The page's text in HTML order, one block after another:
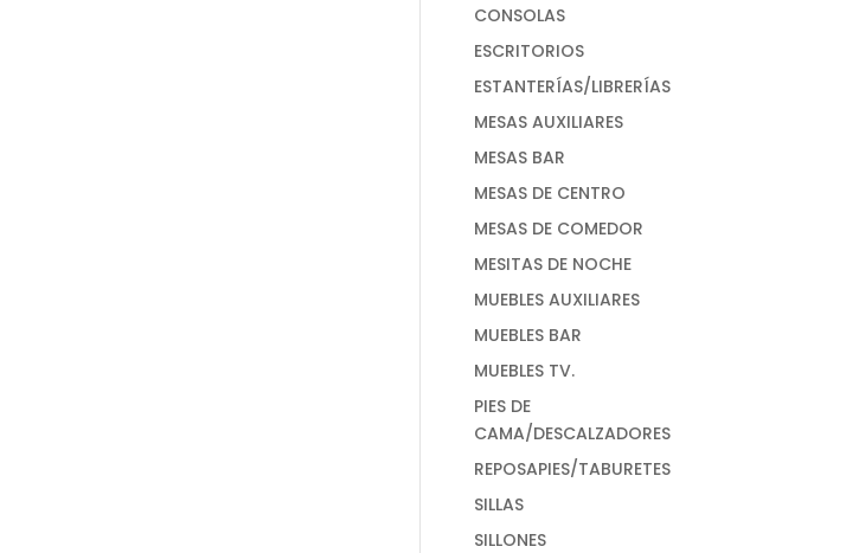
CONSOLAS
ESCRITORIOS
ESTANTERÍAS/LIBRERÍAS
MESAS AUXILIARES
MESAS BAR
MESAS DE CENTRO
MESAS DE COMEDOR
MESITAS DE NOCHE
MUEBLES AUXILIARES
MUEBLES BAR
MUEBLES TV.
PIES DE
CAMA/DESCALZADORES
REPOSAPIES/TABURETES
SILLAS
SILLONES